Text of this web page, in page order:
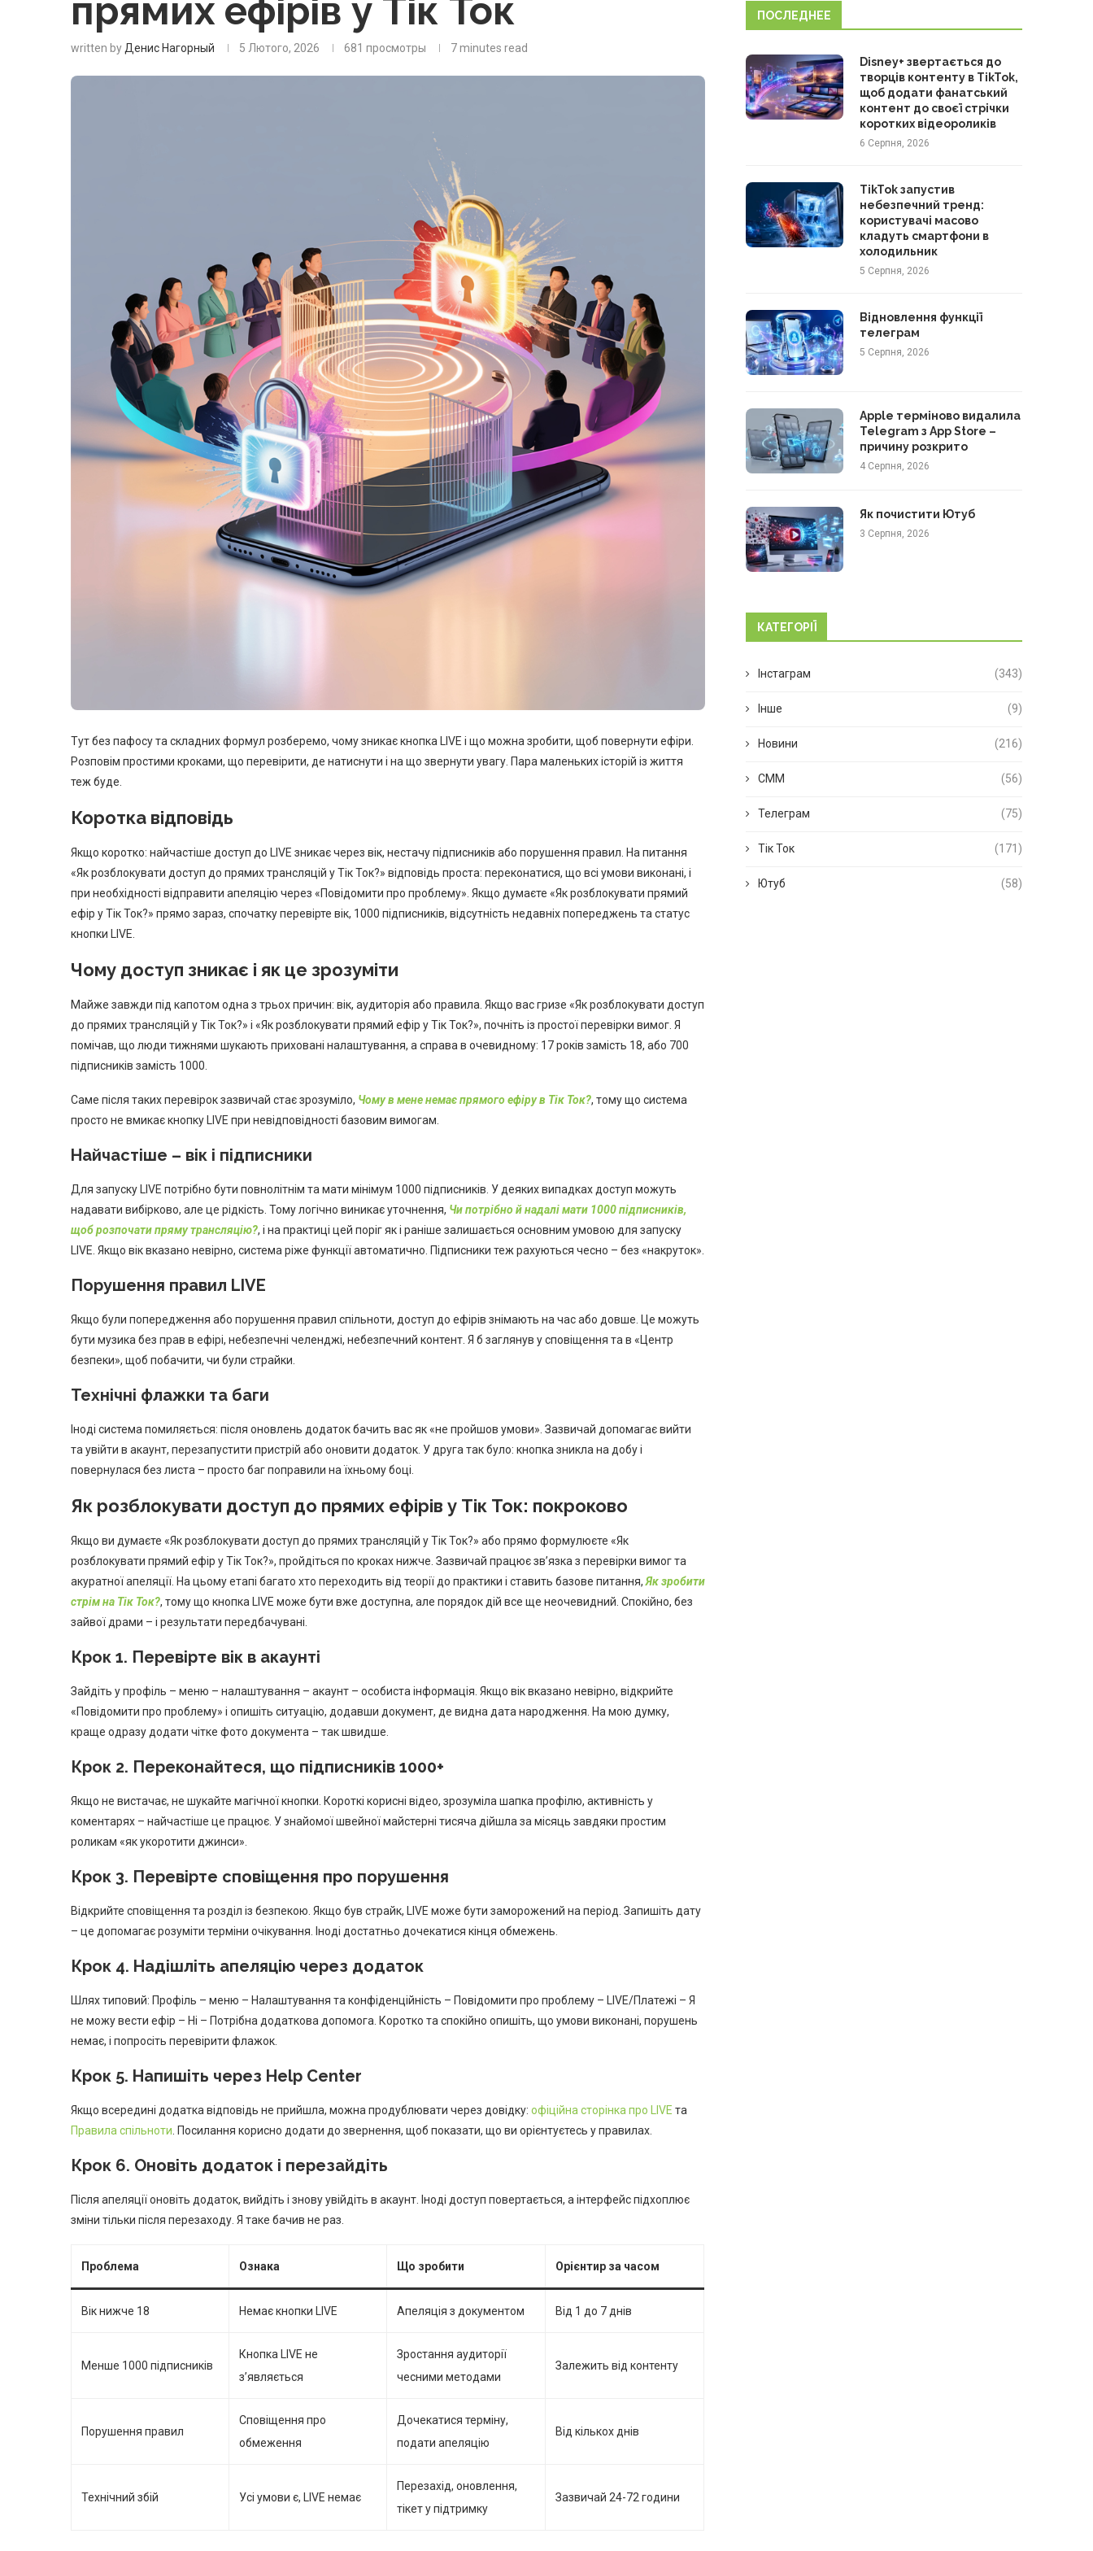
прямих ефірів у Тік Ток
written by Денис Нагорный 5 Лютого, 2026 681 просмотры 7 minutes read
Тут без пафосу та складних формул розберемо, чому зникає кнопка LIVE і що можна зробити, щоб повернути ефіри.
Розповім простими кроками, що перевірити, де натиснути і на що звернути увагу. Пара маленьких історій із життя
теж буде.
Коротка відповідь
Якщо коротко: найчастіше доступ до LIVE зникає через вік, нестачу підписників або порушення правил. На питання
«Як розблокувати доступ до прямих трансляцій у Тік Ток?» відповідь проста: переконатися, що всі умови виконані, і
при необхідності відправити апеляцію через «Повідомити про проблему». Якщо думаєте «Як розблокувати прямий
ефір у Тік Ток?» прямо зараз, спочатку перевірте вік, 1000 підписників, відсутність недавніх попереджень та статус
кнопки LIVE.
Чому доступ зникає і як це зрозуміти
Майже завжди під капотом одна з трьох причин: вік, аудиторія або правила. Якщо вас гризе «Як розблокувати доступ
до прямих трансляцій у Тік Ток?» і «Як розблокувати прямий ефір у Тік Ток?», почніть із простої перевірки вимог. Я
помічав, що люди тижнями шукають приховані налаштування, а справа в очевидному: 17 років замість 18, або 700
підписників замість 1000.
Саме після таких перевірок зазвичай стає зрозуміло, Чому в мене немає прямого ефіру в Тік Ток?, тому що система
просто не вмикає кнопку LIVE при невідповідності базовим вимогам.
Найчастіше – вік і підписники
Для запуску LIVE потрібно бути повнолітнім та мати мінімум 1000 підписників. У деяких випадках доступ можуть
надавати вибірково, але це рідкість. Тому логічно виникає уточнення, Чи потрібно й надалі мати 1000 підписників,
щоб розпочати пряму трансляцію?, і на практиці цей поріг як і раніше залишається основним умовою для запуску
LIVE. Якщо вік вказано невірно, система ріже функції автоматично. Підписники теж рахуються чесно – без «накруток».
Порушення правил LIVE
Якщо були попередження або порушення правил спільноти, доступ до ефірів знімають на час або довше. Це можуть
бути музика без прав в ефірі, небезпечні челенджі, небезпечний контент. Я б заглянув у сповіщення та в «Центр
безпеки», щоб побачити, чи були страйки.
Технічні флажки та баги
Іноді система помиляється: після оновлень додаток бачить вас як «не пройшов умови». Зазвичай допомагає вийти
та увійти в акаунт, перезапустити пристрій або оновити додаток. У друга так було: кнопка зникла на добу і
повернулася без листа – просто баг поправили на їхньому боці.
Як розблокувати доступ до прямих ефірів у Тік Ток: покроково
Якщо ви думаєте «Як розблокувати доступ до прямих трансляцій у Тік Ток?» або прямо формулюєте «Як
розблокувати прямий ефір у Тік Ток?», пройдіться по кроках нижче. Зазвичай працює зв’язка з перевірки вимог та
акуратної апеляції. На цьому етапі багато хто переходить від теорії до практики і ставить базове питання, Як зробити
стрім на Тік Ток?, тому що кнопка LIVE може бути вже доступна, але порядок дій все ще неочевидний. Спокійно, без
зайвої драми – і результати передбачувані.
Крок 1. Перевірте вік в акаунті
Зайдіть у профіль – меню – налаштування – акаунт – особиста інформація. Якщо вік вказано невірно, відкрийте
«Повідомити про проблему» і опишіть ситуацію, додавши документ, де видна дата народження. На мою думку,
краще одразу додати чітке фото документа – так швидше.
Крок 2. Переконайтеся, що підписників 1000+
Якщо не вистачає, не шукайте магічної кнопки. Короткі корисні відео, зрозуміла шапка профілю, активність у
коментарях – найчастіше це працює. У знайомої швейної майстерні тисяча дійшла за місяць завдяки простим
роликам «як укоротити джинси».
Крок 3. Перевірте сповіщення про порушення
Відкрийте сповіщення та розділ із безпекою. Якщо був страйк, LIVE може бути заморожений на період. Запишіть дату
– це допомагає розуміти терміни очікування. Іноді достатньо дочекатися кінця обмежень.
Крок 4. Надішліть апеляцію через додаток
Шлях типовий: Профіль – меню – Налаштування та конфіденційність – Повідомити про проблему – LIVE/Платежі – Я
не можу вести ефір – Ні – Потрібна додаткова допомога. Коротко та спокійно опишіть, що умови виконані, порушень
немає, і попросіть перевірити флажок.
Крок 5. Напишіть через Help Center
Якщо всередині додатка відповідь не прийшла, можна продублювати через довідку: офіційна сторінка про LIVE та
Правила спільноти . Посилання корисно додати до звернення, щоб показати, що ви орієнтуєтесь у правилах.
Крок 6. Оновіть додаток і перезайдіть
Після апеляції оновіть додаток, вийдіть і знову увійдіть в акаунт. Іноді доступ повертається, а інтерфейс підхоплює
зміни тільки після перезаходу. Я таке бачив не раз.
Проблема Ознака Що зробити Орієнтир за часом
Вік нижче 18 Немає кнопки LIVE Апеляція з документом Від 1 до 7 днів
Менше 1000 підписників
Кнопка LIVE не
з’являється
Зростання аудиторії
чесними методами
Залежить від контенту
Порушення правил
Сповіщення про
обмеження
Дочекатися терміну,
подати апеляцію
Від кількох днів
Технічний збій Усі умови є, LIVE немає
Перезахід, оновлення,
тікет у підтримку
Зазвичай 24-72 години
ПОСЛЕДНЕЕ
Disney+ звертається до
творців контенту в TikTok,
щоб додати фанатський
контент до своєї стрічки
коротких відеороликів
6 Серпня, 2026
TikTok запустив
небезпечний тренд:
користувачі масово
кладуть смартфони в
холодильник
5 Серпня, 2026
Відновлення функції
телеграм
5 Серпня, 2026
Apple терміново видалила
Telegram з App Store –
причину розкрито
4 Серпня, 2026
Як почистити Ютуб
3 Серпня, 2026
КАТЕГОРІЇ
Інстаграм (343)
Інше (9)
Новини (216)
СММ (56)
Телеграм (75)
Тік Ток (171)
Ютуб (58)